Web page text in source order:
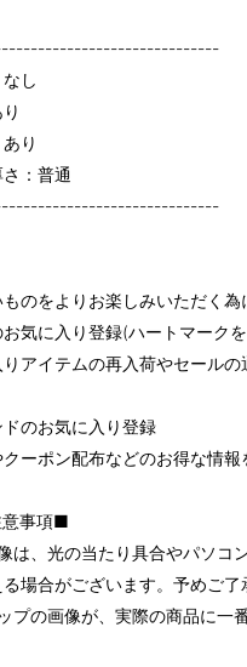
し
り
：普通
ものをよりお楽しみいただく為
気に入り登録(ハートマーク
アイテムの再入荷やセールの
のお気に入り登録
ーポン配布などのお得な情報
事項■
は、光の当たり具合やパソコ
場合がございます。予めご了
プの画像が、実際の商品に一